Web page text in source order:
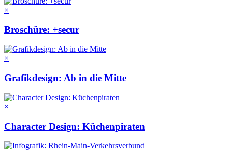
×
Broschüre: +secur
×
Grafikdesign: Ab in die Mitte
×
Character Design: Küchenpiraten